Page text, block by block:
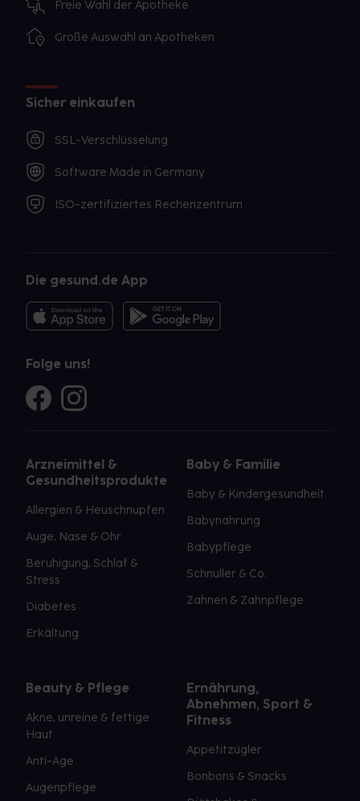
Freie Wahl der Apotheke
Große Auswahl an Apotheken
Sicher einkaufen
SSL-Verschlüsselung
Software Made in Germany
ISO-zertifiziertes Rechenzentrum
Die gesund.de App
Folge uns!
Arzneimittel &
Gesundheitsprodukte
Allergien & Heuschnupfen
Auge, Nase & Ohr
Beruhigung, Schlaf &
Stress
Diabetes
Erkältung
Baby & Familie
Baby & Kindergesundheit
Babynahrung
Babypflege
Schnuller & Co.
Zahnen & Zahnpflege
Beauty & Pflege
Akne, unreine & fettige
Haut
Anti-Age
Augenpflege
Ernährung,
Abnehmen, Sport &
Fitness
Appetitzügler
Bonbons & Snacks